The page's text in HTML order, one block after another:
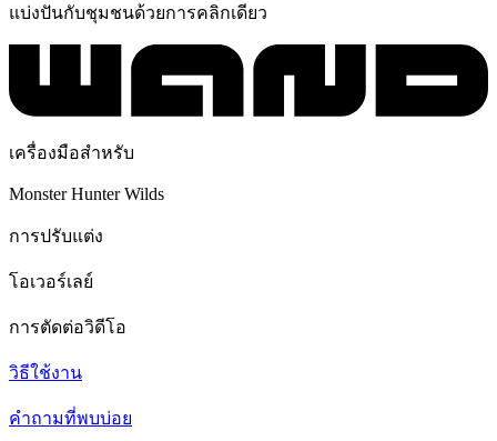
แบ่งปันกับชุมชนด้วยการคลิกเดียว
เครื่องมือสำหรับ
Monster Hunter Wilds
การปรับแต่ง
โอเวอร์เลย์
การตัดต่อวิดีโอ
วิธีใช้งาน
คำถามที่พบบ่อย